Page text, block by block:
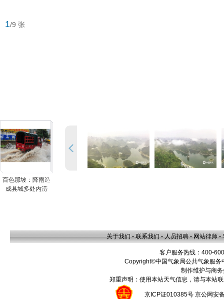
1/9 张
百色那坡：降雨造
成县城多处内涝
关于我们 - 联系我们 - 人员招聘 - 网站律师 -
客户服务热线：400-
Copyright©中国气象局公共气象服
制作维护与商
郑重声明：使用本站天气信息，请与本站
京ICP证010385号 京公网安